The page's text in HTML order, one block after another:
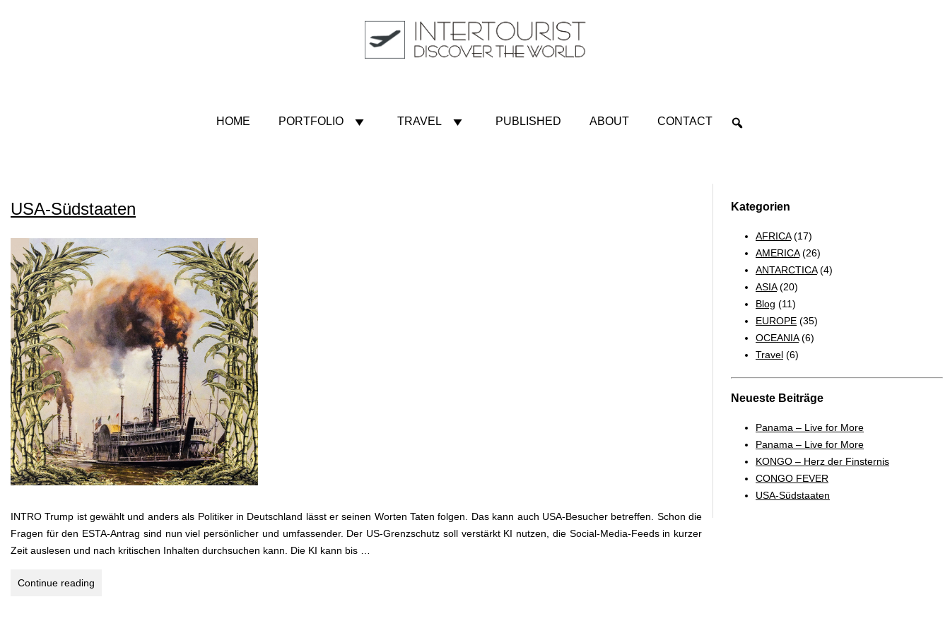
HOME PORTFOLIO TRAVEL PUBLISHED ABOUT CONTACT
USA-Südstaaten
INTRO Trump ist gewählt und anders als Politiker in Deutschland lässt er seinen Worten Taten folgen. Das kann auch USA-Besucher betreffen. Schon die
Fragen für den ESTA-Antrag sind nun viel persönlicher und umfassender. Der US-Grenzschutz soll verstärkt KI nutzen, die Social-Media-Feeds in kurzer
Zeit auslesen und nach kritischen Inhalten durchsuchen kann. Die KI kann bis …
Continue reading
Kategorien
AFRICA(17)
AMERICA(26)
ANTARCTICA(4)
ASIA(20)
Blog (11)
EUROPE (35)
OCEANIA(6)
Travel (6)
Neueste Beiträge
Panama – Live for More
Panama – Live for More
KONGO – Herz der Finsternis
CONGO FEVER
USA-Südstaaten